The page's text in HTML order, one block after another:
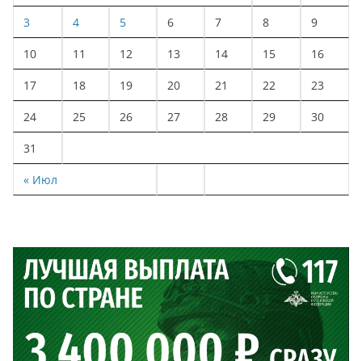
« Июл
3 4 5 6 7 8 9
10 11 12 13 14 15 16
17 18 19 20 21 22 23
24 25 26 27 28 29 30
31